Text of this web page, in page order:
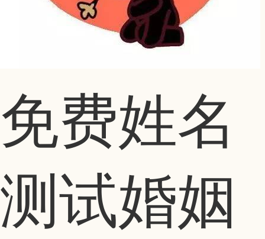
免费姓名
测试婚姻